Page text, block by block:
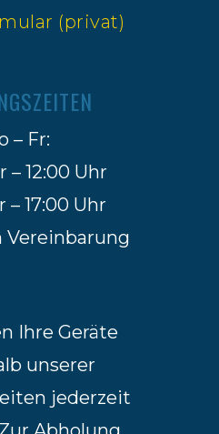
(privat)
– Fr:
– 12:00 Uhr
– 17:00 Uhr
Vereinbarung
Ihre Geräte
unserer
jederzeit